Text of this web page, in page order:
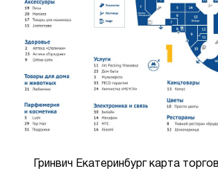
Гринвич Екатеринбург карта